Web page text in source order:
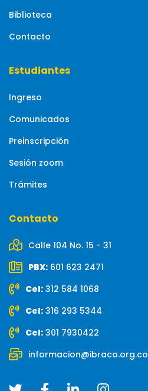
Biblioteca
Contacto
Estudiantes
Ingreso
Comunicados
Preinscripción
Sesión zoom
Trámites
Contacto
Calle 104 No. 15 - 31
PBX: 601 623 2471
Cel: 312 584 1068
Cel: 316 293 5344
Cel: 301 7930422
informacion@ibraco.org.co